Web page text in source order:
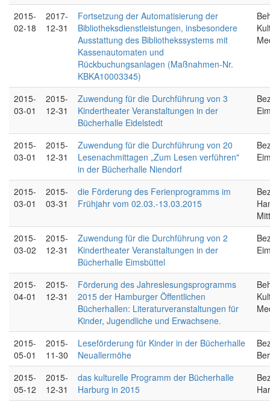
2015-
02-18
2017-
12-31
Fortsetzung der Automatisierung der
Bibliotheksdienstleistungen, insbesondere
Ausstattung des Bibliothekssystems mit
Kassenautomaten und
Rückbuchungsanlagen (Maßnahmen-Nr.
KBKA10003345)
2015-
03-01
2015-
12-31
Zuwendung für die Durchführung von 3
Kindertheater Veranstaltungen in der
Bücherhalle Eidelstedt
2015-
03-01
2015-
12-31
Zuwendung für die Durchführung von 20
Lesenachmittagen „Zum Lesen verführen"
in der Bücherhalle Niendorf
2015-
03-01
2015-
03-31
die Förderung des Ferienprogramms im
Frühjahr vom 02.03.-13.03.2015
2015-
03-02
2015-
12-31
Zuwendung für die Durchführung von 2
Kindertheater Veranstaltungen in der
Bücherhalle Eimsbüttel
2015-
04-01
2015-
12-31
Förderung des Jahreslesungsprogramms
2015 der Hamburger Öffentlichen
Bücherhallen: Literaturveranstaltungen für
Kinder, Jugendliche und Erwachsene.
2015-
05-01
2015-
11-30
Leseförderung für Kinder in der Bücherhalle
Neuallermöhe
2015-
05-12
2015-
12-31
das kulturelle Programm der Bücherhalle
Harburg in 2015